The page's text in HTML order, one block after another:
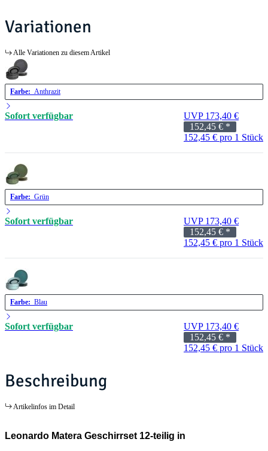
Variationen
Alle Variationen zu diesem Artikel
Farbe: Anthrazit
Sofort verfügbar
UVP 173,40 €
152,45 € *
152,45 € pro 1 Stück
Farbe: Grün
Sofort verfügbar
UVP 173,40 €
152,45 € *
152,45 € pro 1 Stück
Farbe: Blau
Sofort verfügbar
UVP 173,40 €
152,45 € *
152,45 € pro 1 Stück
Beschreibung
Artikelinfos im Detail
Leonardo Matera Geschirrset 12-teilig in